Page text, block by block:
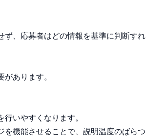
ず、応募者はどの情報を基準に判断すれ
あります。
いやすくなります。
を機能させることで、説明温度のばらつ